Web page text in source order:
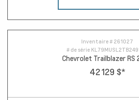
Inventaire # 261027
# de série
Chevrolet Trailblazer RS
42 129 $*